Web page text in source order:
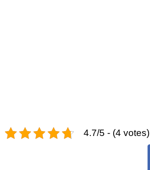
4.7/5 - (4 votes)